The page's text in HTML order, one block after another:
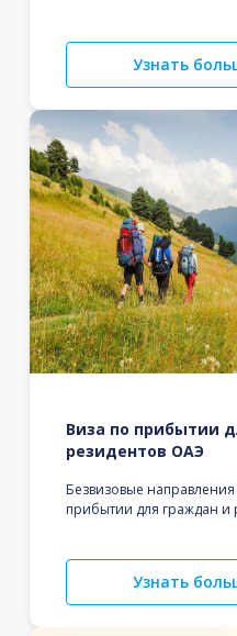
Узнать
Виза по прибытии
резидентов ОАЭ
Безвизовые
прибытии для граждан и
Узнать